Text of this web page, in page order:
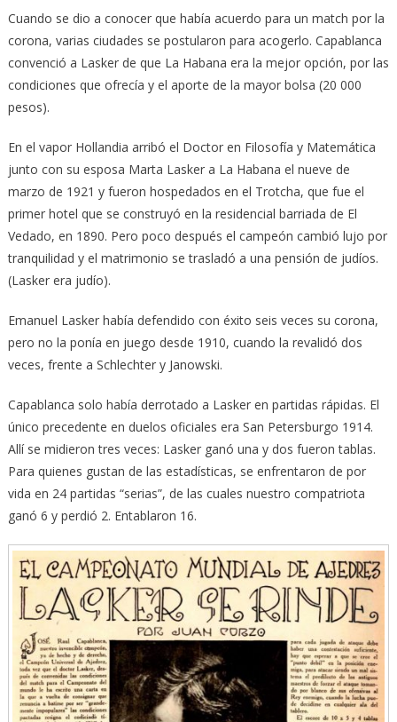
Cuando se dio a conocer que había acuerdo para un match por la
corona, varias ciudades se postularon para acogerlo. Capablanca
convenció a Lasker de que La Habana era la mejor opción, por las
condiciones que ofrecía y el aporte de la mayor bolsa (20 000
pesos).
En el vapor Hollandia arribó el Doctor en Filosofía y Matemática
junto con su esposa Marta Lasker a La Habana el nueve de
marzo de 1921 y fueron hospedados en el Trotcha, que fue el
primer hotel que se construyó en la residencial barriada de El
Vedado, en 1890. Pero poco después el campeón cambió lujo por
tranquilidad y el matrimonio se trasladó a una pensión de judíos.
(Lasker era judío).
Emanuel Lasker había defendido con éxito seis veces su corona,
pero no la ponía en juego desde 1910, cuando la revalidó dos
veces, frente a Schlechter y Janowski.
Capablanca solo había derrotado a Lasker en partidas rápidas. El
único precedente en duelos oficiales era San Petersburgo 1914.
Allí se midieron tres veces: Lasker ganó una y dos fueron tablas.
Para quienes gustan de las estadísticas, se enfrentaron de por
vida en 24 partidas “serias”, de las cuales nuestro compatriota
ganó 6 y perdió 2. Entablaron 16.